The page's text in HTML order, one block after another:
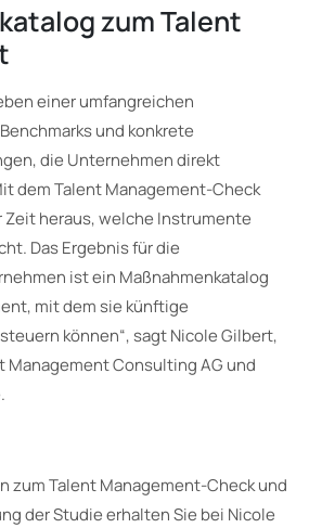
zum Talent
einer umfangreichen
und konkrete
die Unternehmen direkt
dem Talent Management-Check
Zeit heraus, welche Instrumente
Das Ergebnis für die
ist ein Maßnahmenkatalog
mit dem sie künftige
können“, sagt Nicole Gilbert,
Management Consulting AG und
zum Talent Management-Check und
der Studie erhalten Sie bei Nicole